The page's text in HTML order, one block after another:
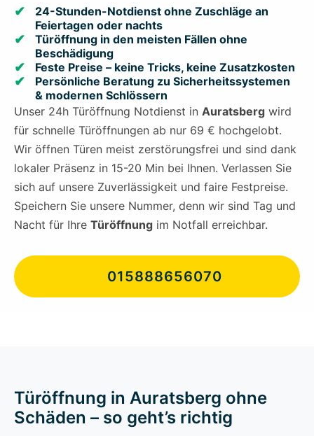
24-Stunden-Notdienst ohne Zuschläge an
Feiertagen oder nachts
Türöffnung in den meisten Fällen ohne
Beschädigung
Feste Preise – keine Tricks, keine Zusatzkosten
Persönliche Beratung zu Sicherheitssystemen
& modernen Schlössern
Unser 24h Türöffnung Notdienst in Auratsberg wird
für schnelle Türöffnungen ab nur 69 € hochgelobt.
Wir öffnen Türen meist zerstörungsfrei und sind dank
lokaler Präsenz in 15-20 Min bei Ihnen. Verlassen Sie
sich auf unsere Zuverlässigkeit und faire Festpreise.
Speichern Sie unsere Nummer, denn wir sind Tag und
Nacht für Ihre Türöffnung im Notfall erreichbar.
015888656070
Türöffnung in Auratsberg ohne
Schäden – so geht’s richtig